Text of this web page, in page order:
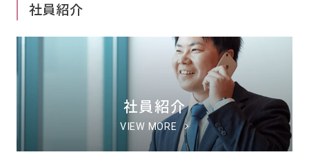
社員紹介
社員紹介
VIEW MORE